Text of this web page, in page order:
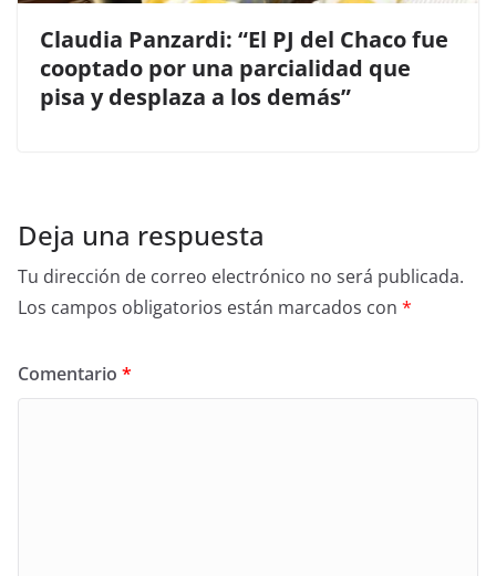
Claudia Panzardi: “El PJ del Chaco fue
cooptado por una parcialidad que
pisa y desplaza a los demás”
Deja una respuesta
Tu dirección de correo electrónico no será publicada.
Los campos obligatorios están marcados con *
Comentario *